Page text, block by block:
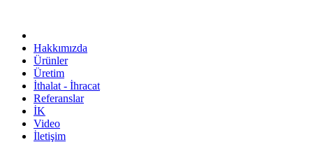
Hakkımızda
Ürünler
Üretim
İthalat - İhracat
Referanslar
İK
Video
İletişim